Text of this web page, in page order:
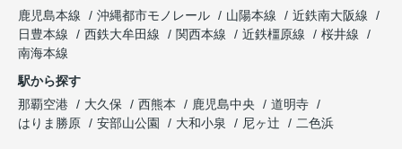
鹿児島本線
沖縄都市モノレール 山陽本線
近鉄南大阪線
日豊本線
西鉄大牟田線 関西本線 近鉄橿原線
桜井線
南海本線
駅から探す
那覇空港
大久保 西熊本 鹿児島中央
道明寺
はりま勝原
安部山公園 大和小泉 尼ヶ辻 二色浜